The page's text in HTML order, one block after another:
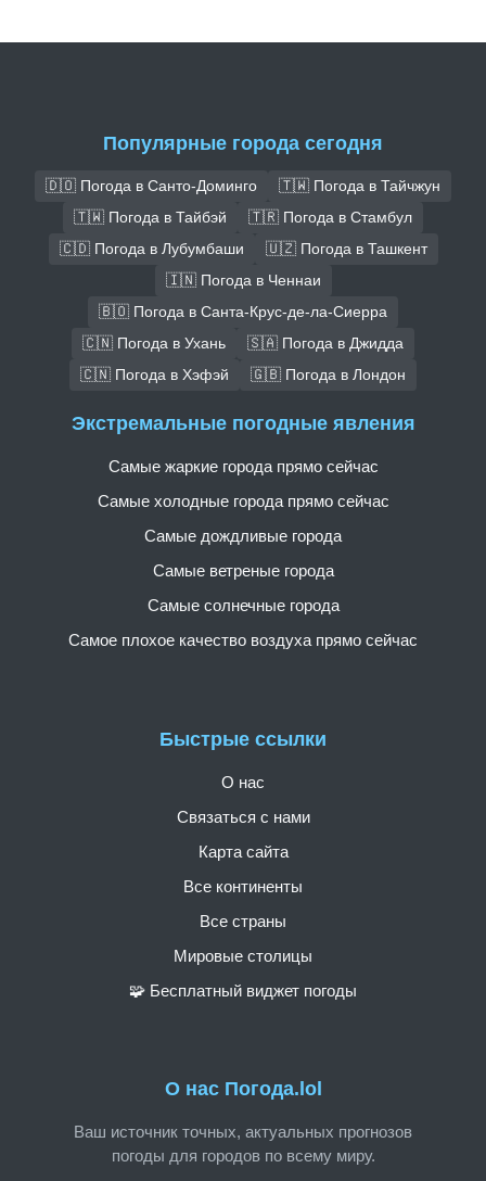
Популярные города сегодня
🇩🇴 Погода в Санто-Доминго
🇹🇼 Погода в Тайчжун
🇹🇼 Погода в Тайбэй
🇹🇷 Погода в Стамбул
🇨🇩 Погода в Лубумбаши
🇺🇿 Погода в Ташкент
🇮🇳 Погода в Ченнаи
🇧🇴 Погода в Санта-Крус-де-ла-Сиерра
🇨🇳 Погода в Ухань
🇸🇦 Погода в Джидда
🇨🇳 Погода в Хэфэй
🇬🇧 Погода в Лондон
О нас Погода.lol
Ваш источник точных, актуальных прогнозов
погоды для городов по всему миру.
Быстрые ссылки
О нас
Связаться с нами
Карта сайта
Все континенты
Все страны
Мировые столицы
🧩 Бесплатный виджет погоды
Экстремальные погодные явления
Самые жаркие города прямо сейчас
Самые холодные города прямо сейчас
Самые дождливые города
Самые ветреные города
Самые солнечные города
Самое плохое качество воздуха прямо сейчас